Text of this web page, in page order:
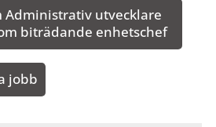
Administrativ utvecklare
biträdande enhetschef
jobb